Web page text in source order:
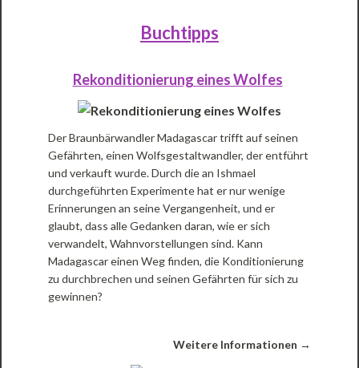
Buchtipps
Rekonditionierung eines Wolfes
Der Braunbärwandler Madagascar trifft auf seinen
Gefährten, einen Wolfsgestaltwandler, der entführt
und verkauft wurde. Durch die an Ishmael
durchgeführten Experimente hat er nur wenige
Erinnerungen an seine Vergangenheit, und er
glaubt, dass alle Gedanken daran, wie er sich
verwandelt, Wahnvorstellungen sind. Kann
Madagascar einen Weg finden, die Konditionierung
zu durchbrechen und seinen Gefährten für sich zu
gewinnen?
Weitere Informationen →